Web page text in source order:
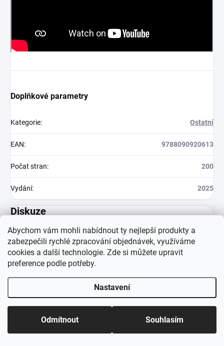
Abychom vám mohli nabídnout ty nejlepší produkty a
zabezpečili rychlé zpracování objednávek, využíváme
cookies a další technologie. Zde si můžete upravit
preference podle potřeby.
Nastavení
Odmítnout Souhlasím
Doplňkové parametry
Kategorie: Ostatní
EAN: 9788090920613
Počat stran: 200
Vydání: 2025
Diskuze
Přidat komentář